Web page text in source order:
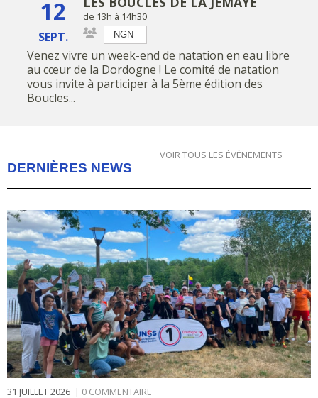
LES BOUCLES DE LA
JEMAYE
REVIENNENT POUR
UNE 5ᵉ ÉD...
FAISONS RECULER
LES NOYADES EN
12
SEPT.
de 13h à 14h30
NGN
Venez vivre un week-end de natation en eau libre
au cœur de la Dordogne ! Le comité de natation
vous invite à participer à la 5ème édition des
Boucles...
VOIR TOUS LES ÉVÈNEMENTS
DERNIÈRES NEWS
31 JUILLET 2026 | 0 COMMENTAIRE